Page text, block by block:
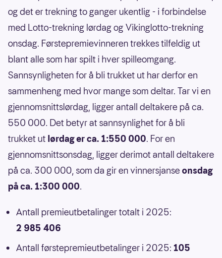
og det er trekning to ganger ukentlig - i forbindelse
med Lotto-trekning lørdag og Vikinglotto-trekning
onsdag. Førstepremievinneren trekkes tilfeldig ut
blant alle som har spilt i hver spilleomgang.
Sannsynligheten for å bli trukket ut har derfor en
sammenheng med hvor mange som deltar. Tar vi en
gjennomsnittslørdag, ligger antall deltakere på ca.
550 000. Det betyr at sannsynlighet for å bli
trukket ut lørdag er ca. 1:550 000. For en
gjennomsnittsonsdag, ligger derimot antall deltakere
på ca. 300 000, som da gir en vinnersjanseonsdag
på ca. 1:300 000.
Antall premieutbetalinger totalt i 2025:
2 985 406
Antall førstepremieutbetalinger i 2025: 105